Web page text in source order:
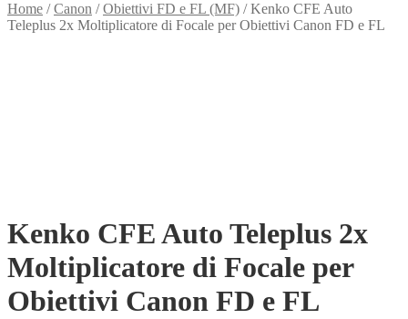
Home /Canon /Obiettivi FD e FL (MF) /Kenko CFE Auto
Teleplus 2x Moltiplicatore di Focale per Obiettivi Canon FD e FL
Kenko CFE Auto Teleplus 2x
Moltiplicatore di Focale per
Obiettivi Canon FD e FL